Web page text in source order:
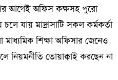
আগেই অফিস কক্ষসহ পুরো
যায় মাদ্রাসাটি সকল কর্মকর্তা
মাধ্যমিক শিক্ষা অফিসার জেনেও
নিয়মনীতি তোয়াক্কাই করছেন না